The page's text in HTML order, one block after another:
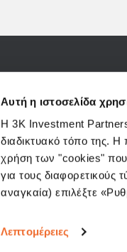
Αυτή η ιστοσελίδα
Η 3K Investment
διαδικτυακό τόπο της.
χρήση των "cookies" που
για τους διαφορετικούς
αναγκαία) επιλέξτε
Λεπτομέρειες